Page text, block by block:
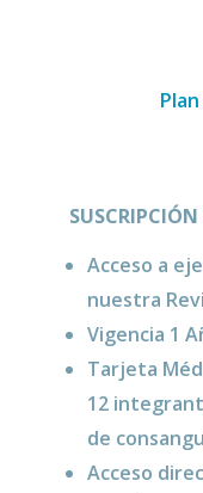
SUSCRIPCIÓN
Acceso a
nuestra
Vigencia 1
Tarjeta
12
de
Acceso